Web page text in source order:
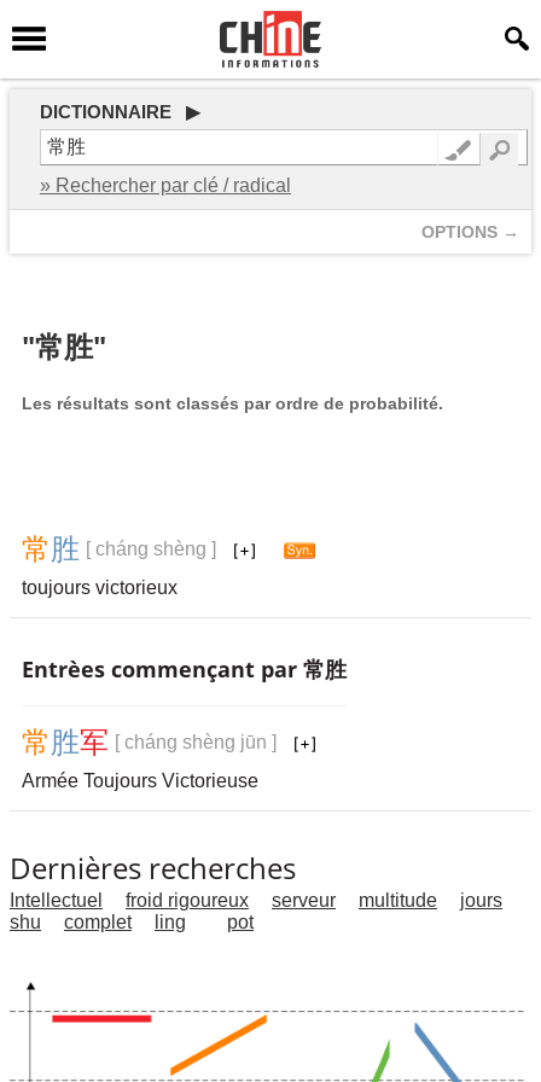
DICTIONNAIRE ▶
» Rechercher par clé / radical
OPTIONS →
"常胜"
Les résultats sont classés par ordre de probabilité.
常胜 [ cháng shèng ]
toujours victorieux
Entrèes commençant par 常胜
常胜军 [ cháng shèng jūn ]
Armée Toujours Victorieuse
Dernières recherches
Intellectuel froid rigoureux serveur multitude
jours
shu
complet ling pot